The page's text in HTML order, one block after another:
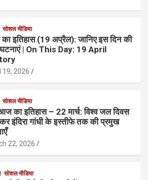
सोशल मीडिया
इतिहास (19 अप्रैल): जानिए इस दिन की
घटनाएं | On This Day: 19 April
19, 2026
सोशल मीडिया
का इतिहास – 22 मार्च: विश्व जल दिवस
इंदिरा गांधी के इस्तीफे तक की प्रमुख
22, 2026
सोशल मीडिया